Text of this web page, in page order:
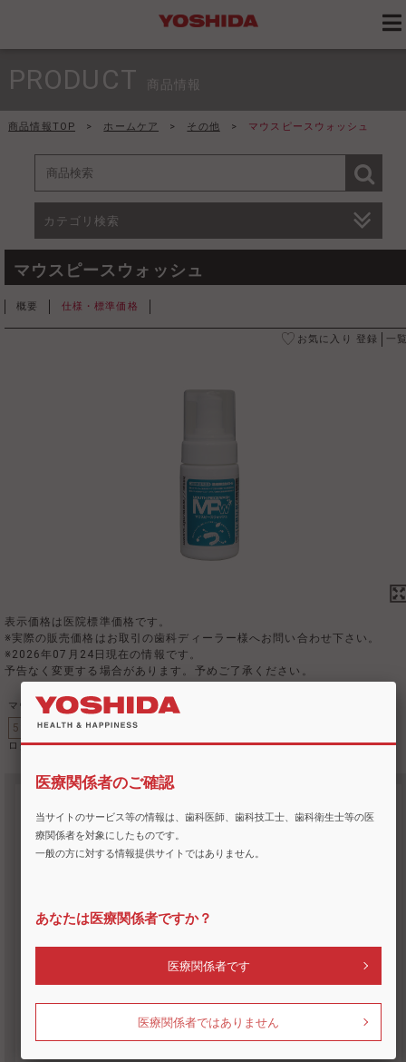
PRODUCT 商品情報
商品情報TOP > ホームケア > その他 > マウスピースウォッシュ
カテゴリ検索
マウスピースウォッシュ
概要 仕様・標準価格
お気に入り 登録 一
表示価格は医院標準価格です。
※実際の販売価格はお取引の歯科ディーラー様へお問い合わせ下さい。
※2026年07月24日現在の情報です。
予告なく変更する場合があります。予めご了承ください。
マウスピースウォッシュ
5801439831 標準価格
ログイン後に表示。未会員の方は登録をお願いします。
添付文書検索
ヨシダグループの製造販売品の更新情報
医療関係者のご確認
当サイトのサービス等の情報は、歯科医師、歯科技工士、歯科衛生士等の医
療関係者を対象にしたものです。
一般の方に対する情報提供サイトではありません。
あなたは医療関係者ですか？
医療関係者です
医療関係者ではありません